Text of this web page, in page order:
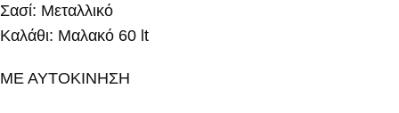
Σασί: Μεταλλικό
Καλάθι: Μαλακό 60 lt
ΜΕ ΑΥΤΟΚΙΝΗΣΗ